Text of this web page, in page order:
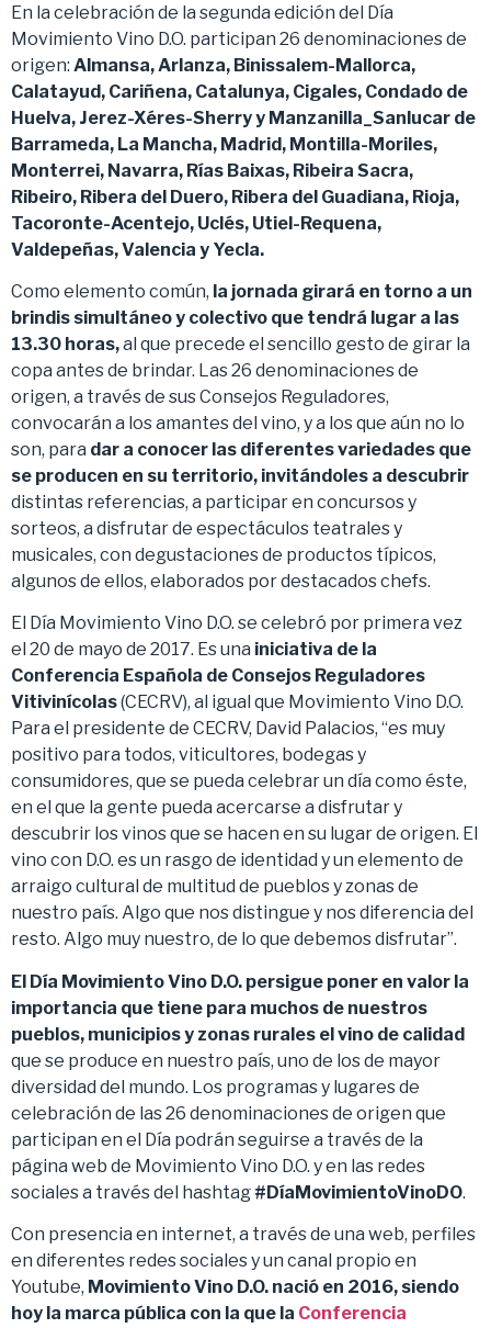
En la celebración de la segunda edición del Día
Movimiento Vino D.O. participan 26 denominaciones de
origen: Almansa, Arlanza, Binissalem-Mallorca,
Calatayud, Cariñena, Catalunya, Cigales, Condado de
Huelva, Jerez-Xéres-Sherry y Manzanilla_Sanlucar de
Barrameda, La Mancha, Madrid, Montilla-Moriles,
Monterrei, Navarra, Rías Baixas, Ribeira Sacra,
Ribeiro, Ribera del Duero, Ribera del Guadiana, Rioja,
Tacoronte-Acentejo, Uclés, Utiel-Requena,
Valdepeñas, Valencia y Yecla.
Como elemento común, la jornada girará en torno a un
brindis simultáneo y colectivo que tendrá lugar a las
13.30 horas,al que precede el sencillo gesto de girar la
copa antes de brindar. Las 26 denominaciones de
origen, a través de sus Consejos Reguladores,
convocarán a los amantes del vino, y a los que aún no lo
son, para dar a conocer las diferentes variedades que
se producen en su territorio, invitándoles a descubrir
distintas referencias, a participar en concursos y
sorteos, a disfrutar de espectáculos teatrales y
musicales, con degustaciones de productos típicos,
algunos de ellos, elaborados por destacados chefs.
El Día Movimiento Vino D.O. se celebró por primera vez
el 20 de mayo de 2017. Es una iniciativa de la
Conferencia Española de Consejos Reguladores
Vitivinícolas(CECRV), al igual que Movimiento Vino D.O.
Para el presidente de CECRV, David Palacios, “es muy
positivo para todos, viticultores, bodegas y
consumidores, que se pueda celebrar un día como éste,
en el que la gente pueda acercarse a disfrutar y
descubrir los vinos que se hacen en su lugar de origen. El
vino con D.O. es un rasgo de identidad y un elemento de
arraigo cultural de multitud de pueblos y zonas de
nuestro país. Algo que nos distingue y nos diferencia del
resto. Algo muy nuestro, de lo que debemos disfrutar”.
El Día Movimiento Vino D.O. persigue poner en valor la
importancia que tiene para muchos de nuestros
pueblos, municipios y zonas rurales el vino de calidad
que se produce en nuestro país, uno de los de mayor
diversidad del mundo. Los programas y lugares de
celebración de las 26 denominaciones de origen que
participan en el Día podrán seguirse a través de la
página web de Movimiento Vino D.O. y en las redes
sociales a través del hashtag #DíaMovimientoVinoDO.
Con presencia en internet, a través de una web, perfiles
en diferentes redes sociales y un canal propio en
Youtube, Movimiento Vino D.O. nació en 2016, siendo
hoy la marca pública con la que la Conferencia